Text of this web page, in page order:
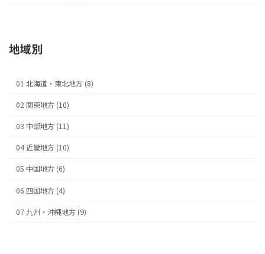
地域別
01 北海道・東北地方 (8)
02 関東地方 (10)
03 中部地方 (11)
04 近畿地方 (10)
05 中国地方 (6)
06 四国地方 (4)
07 九州・沖縄地方 (9)